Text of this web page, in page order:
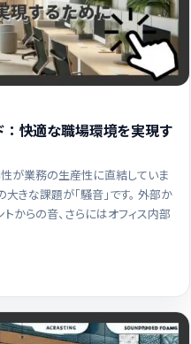
快適な職場環境を実現す
が業務の生産性に直結していま
きな課題が「騒音」です。 外部か
からの音、さらにはオフィス内部